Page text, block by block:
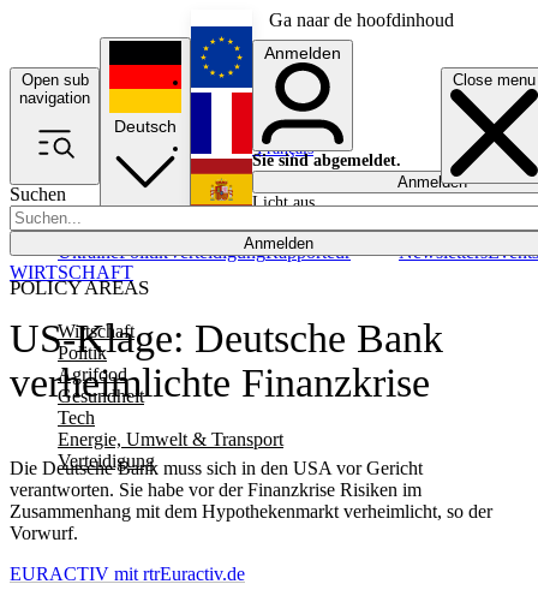
Ga naar de hoofdinhoud
Open sub
navigation
Close menu
Suchen
Anmelden
POLICY AREAS
Wirtschaft
Politik
Agrifood
Gesundheit
Tech
Energie, Umwelt & Transport
Verteidigung
UkrainePolitikVerteidigungRapporteur NewslettersEvents
Deutsch
English
Français
Anmelden
Sie sind abgemeldet.
Anmelden
Licht aus
US-Klage: Deutsche Bank
verheimlichte Finanzkrise
Die Deutsche Bank muss sich in den USA vor Gericht
verantworten. Sie habe vor der Finanzkrise Risiken im
Zusammenhang mit dem Hypothekenmarkt verheimlicht, so der
Vorwurf.
WIRTSCHAFT
EURACTIV mit rtrEuractiv.de